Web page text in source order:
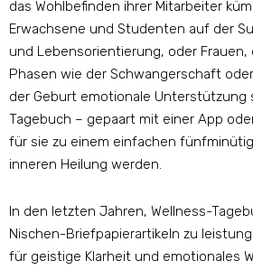
das Wohlbefinden ihrer Mitarbeiter
Erwachsene und Studenten auf der
und Lebensorientierung, oder Frauen,
Phasen wie der Schwangerschaft
der Geburt emotionale Unterstützung
Tagebuch – gepaart mit einer App
für sie zu einem einfachen
inneren Heilung werden.
In den letzten Jahren, Wellness-
Nischen-Briefpapierartikeln zu
für geistige Klarheit und emotionales